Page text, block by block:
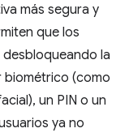
más segura y
que los
la
biométrico (como
un PIN o un
ya no